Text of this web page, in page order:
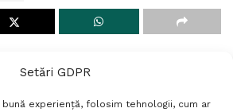
Setări GDPR
experiență, folosim tehnologii, cum ar